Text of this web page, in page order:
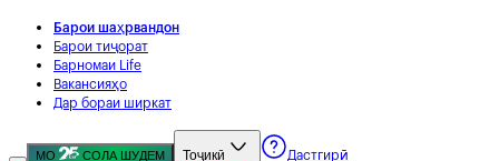
Барои шаҳрвандон
Барои тиҷорат
Барномаи Life
Вакансияҳо
Дар бораи ширкат
МО СОЛА ШУДЕМ Тоҷикӣ Дастгирӣ